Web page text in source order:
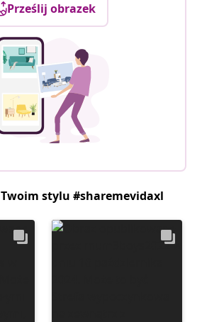
Prześlij obrazek
stylu #sharemevidaxl